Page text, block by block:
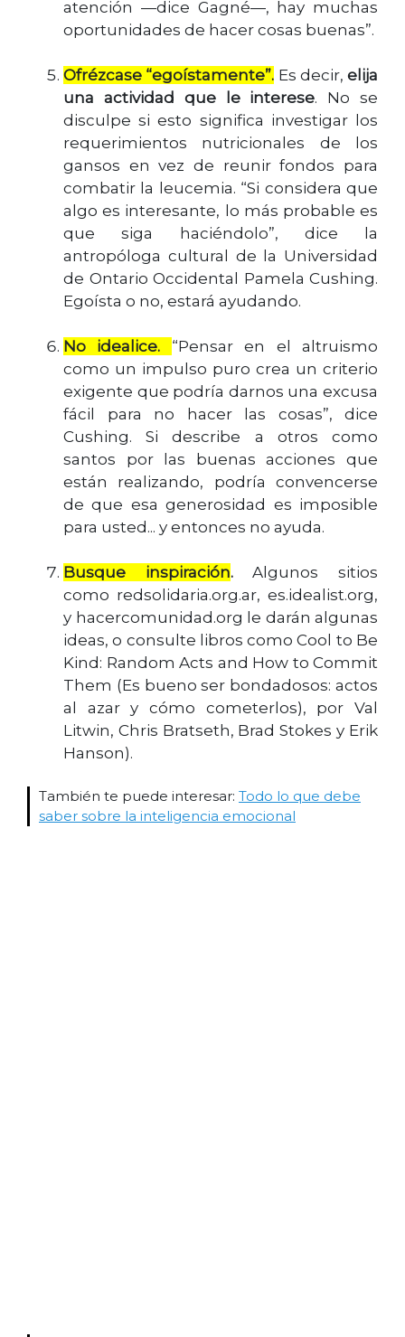
atención —dice Gagné—, hay muchas
oportunidades de hacer cosas buenas”.
Ofrézcase “egoístamente”. Es decir, elija
una actividad que le interese. No se
disculpe si esto significa investigar los
requerimientos nutricionales de los
gansos en vez de reunir fondos para
combatir la leucemia. “Si considera que
algo es interesante, lo más probable es
que siga haciéndolo”, dice la
antropóloga cultural de la Universidad
de Ontario Occidental Pamela Cushing.
Egoísta o no, estará ayudando.
No idealice.
“Pensar en el altruismo
como un impulso puro crea un criterio
exigente que podría darnos una excusa
fácil para no hacer las cosas”, dice
Cushing. Si describe a otros como
santos por las buenas acciones que
están realizando, podría convencerse
de que esa generosidad es imposible
para usted... y entonces no ayuda.
Busque inspiración.Algunos sitios
como redsolidaria.org.ar, es.idealist.org,
y hacercomunidad.org le darán algunas
ideas, o consulte libros como Cool to Be
Kind: Random Acts and How to Commit
Them (Es bueno ser bondadosos: actos
al azar y cómo cometerlos), por Val
Litwin, Chris Bratseth, Brad Stokes y Erik
Hanson).
También te puede interesar: Todo lo que debe
saber sobre la inteligencia emocional